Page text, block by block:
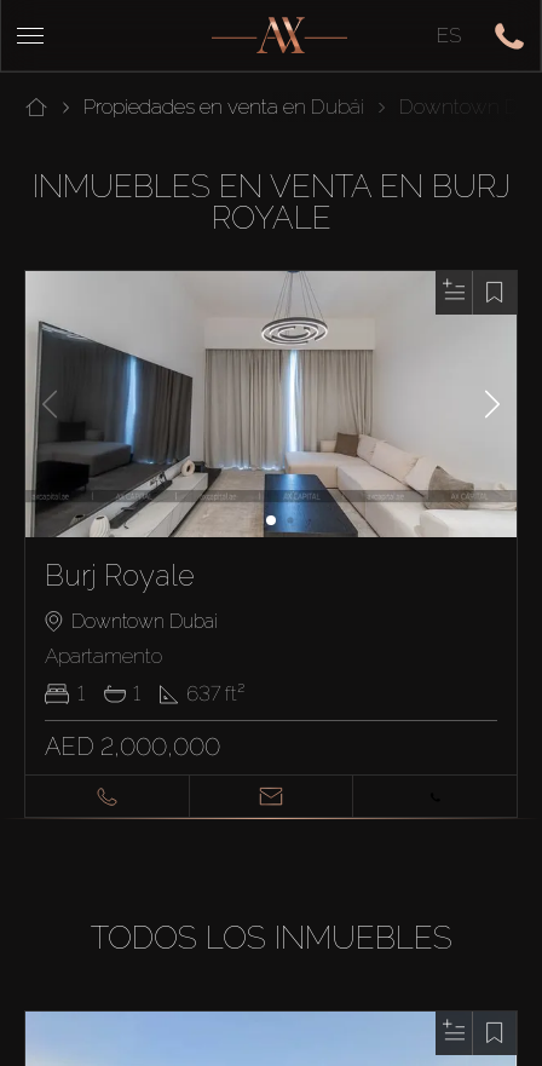
ES
Propiedades en venta en Dubái Downtown
INMUEBLES EN VENTA EN BURJ
ROYALE
Burj Royale
Downtown Dubai
Apartamento
1
1 637 ft²
AED 2,000,000
TODOS LOS INMUEBLES